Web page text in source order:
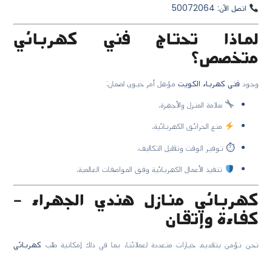
اتصل الآن: 50072064
لماذا تحتاج فني كهربائي
متخصص؟
وجودفني كهرباء الكويت مؤهل أمر حيوي لضمان:
سلامة المنزل والأجهزة.
منع الحرائق الكهربائية.
⏱ توفير الوقت وتقليل التكاليف.
تنفيذ الأعمال الكهربائية وفق المواصفات العالمية.
كهربائي منازل هندي الجهراء –
كفاءة وإتقان
نحن نؤمن بتقديم خيارات متعددة لعملائنا، بما في ذلك إمكانية طلب كهربائي